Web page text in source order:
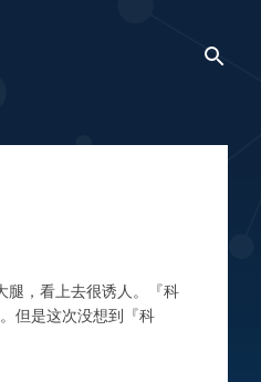
腿，看上去很诱人。『科
但是这次没想到『科